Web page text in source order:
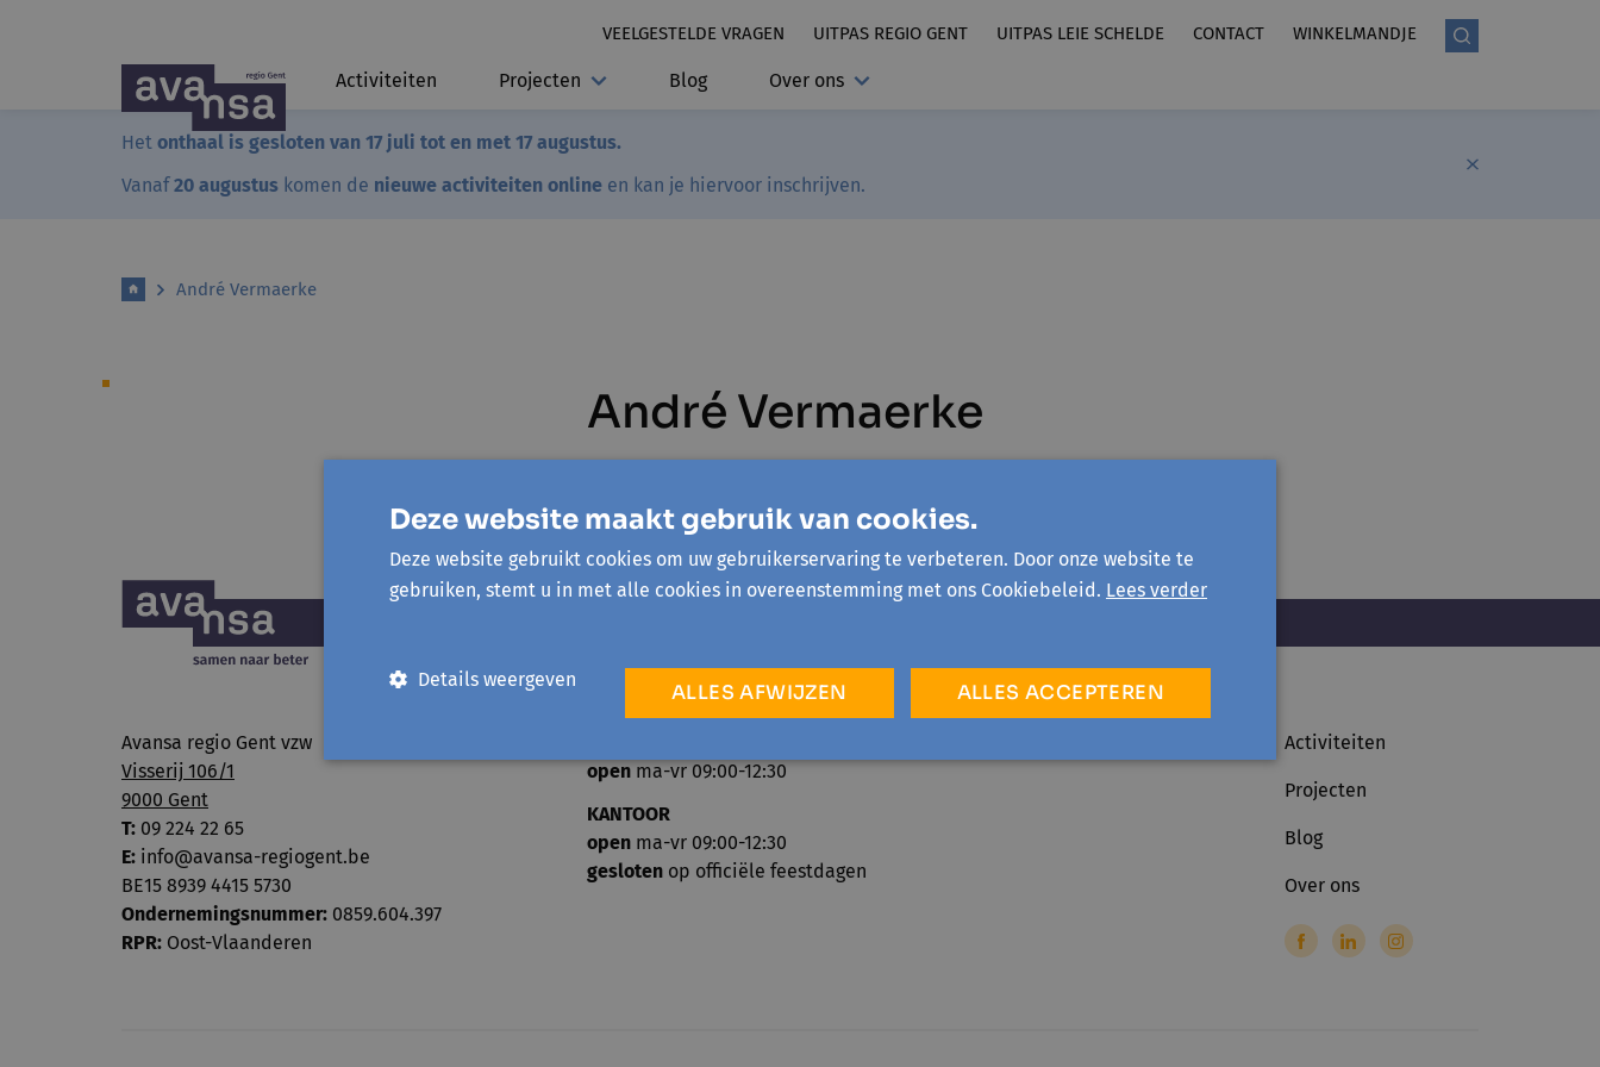
VEELGESTELDE VRAGEN UITPAS REGIO GENT UITPAS LEIE SCHELDE CONTACT WINKELMANDJE
Activiteiten Projecten Blog Over ons
Het onthaal is gesloten van 17 juli tot en met 17 augustus.
Vanaf20 augustus komen de nieuwe activiteiten online en kan je hiervoor inschrijven.
André Vermaerke
André Vermaerke
Avansa regio Gent vzw
Visserij 106/1
9000 Gent
T: 09 224 22 65
E: info@avansa-regiogent.be
BE15 8939 4415 5730
Ondernemingsnummer: 0859.604.397
RPR: Oost-Vlaanderen
openma-vr 09:00-12:30
KANTOOR
openma-vr 09:00-12:30
geslotenop officiële feestdagen
Activiteiten
Projecten
Blog
Over ons
Deze website maakt gebruik van cookies.
Deze website gebruikt cookies om uw gebruikerservaring te verbeteren. Door onze website te
gebruiken, stemt u in met alle cookies in overeenstemming met ons Cookiebeleid. Lees verder
ALLES ACCEPTEREN
ALLES AFWIJZEN
Details weergeven